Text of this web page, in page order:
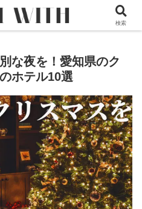
ョンが含まれています
な夜を！愛知県のク
ホテル10選
検索